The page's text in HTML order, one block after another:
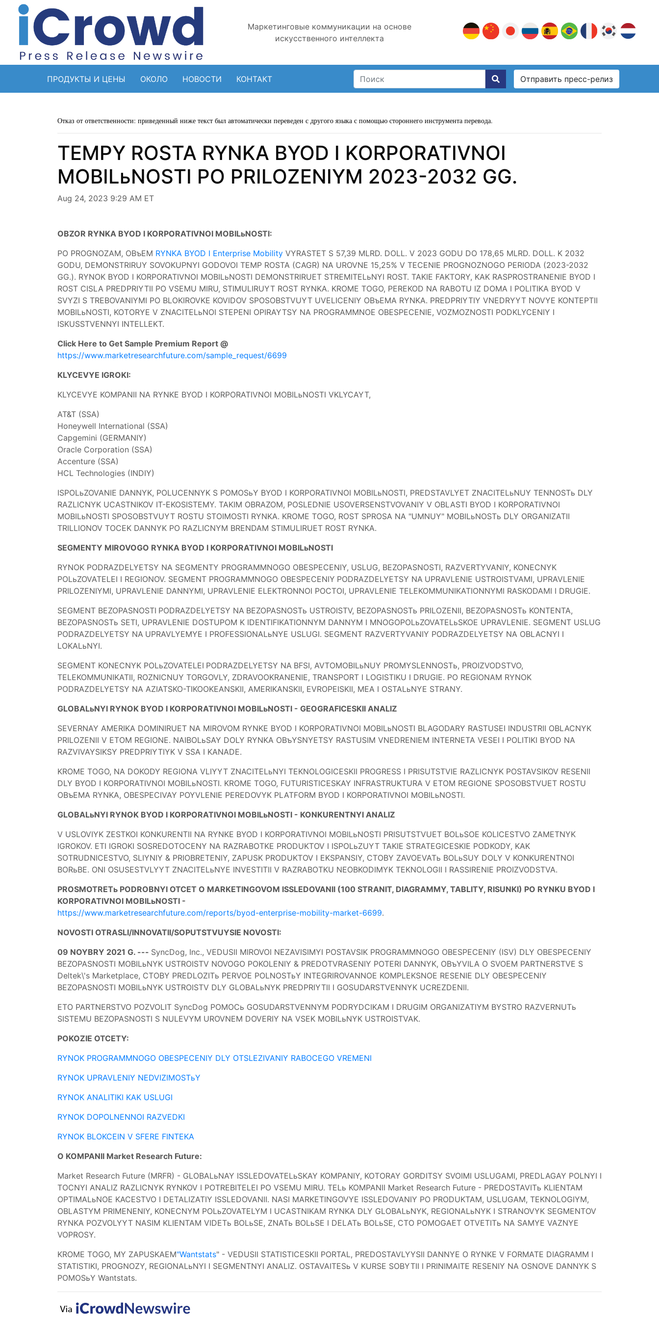
Маркетинговые коммуникации на основе
искусственного интеллекта
ПРОДУКТЫ И ЦЕНЫ ОКОЛО НОВОСТИ КОНТАКТ Отправить пресс-релиз
Отказ от ответственности: приведенный ниже текст был автоматически переведен с другого языка с помощью стороннего инструмента перевода.
TEMPY ROSTA RYNKA BYOD I KORPORATIVNOI
MOBILьNOSTI PO PRILOZENIYM 2023-2032 GG.
Aug 24, 2023 9:29 AM ET
OBZOR RYNKA BYOD I KORPORATIVNOI MOBILьNOSTI:
PO PROGNOZAM, OBъEM RYNKA BYOD I Enterprise Mobility VYRASTET S 57,39 MLRD. DOLL. V 2023 GODU DO 178,65 MLRD. DOLL. K 2032
GODU, DEMONSTRIRUY SOVOKUPNYI GODOVOI TEMP ROSTA (CAGR) NA UROVNE 15,25% V TECENIE PROGNOZNOGO PERIODA (2023-2032
GG.). RYNOK BYOD I KORPORATIVNOI MOBILьNOSTI DEMONSTRIRUET STREMITELьNYI ROST. TAKIE FAKTORY, KAK RASPROSTRANENIE BYOD I
ROST CISLA PREDPRIYTII PO VSEMU MIRU, STIMULIRUYT ROST RYNKA. KROME TOGO, PEREKOD NA RABOTU IZ DOMA I POLITIKA BYOD V
SVYZI S TREBOVANIYMI PO BLOKIROVKE KOVIDOV SPOSOBSTVUYT UVELICENIY OBъEMA RYNKA. PREDPRIYTIY VNEDRYYT NOVYE KONTEPTII
MOBILьNOSTI, KOTORYE V ZNACITELьNOI STEPENI OPIRAYTSY NA PROGRAMMNOE OBESPECENIE, VOZMOZNOSTI PODKLYCENIY I
ISKUSSTVENNYI INTELLEKT.
Click Here to Get Sample Premium Report @
https://www.marketresearchfuture.com/sample_request/6699
KLYCEVYE IGROKI:
KLYCEVYE KOMPANII NA RYNKE BYOD I KORPORATIVNOI MOBILьNOSTI VKLYCAYT,
AT&T (SSA)
Honeywell International (SSA)
Capgemini (GERMANIY)
Oracle Corporation (SSA)
Accenture (SSA)
HCL Technologies (INDIY)
ISPOLьZOVANIE DANNYK, POLUCENNYK S POMOSьY BYOD I KORPORATIVNOI MOBILьNOSTI, PREDSTAVLYET ZNACITELьNUY TENNOSTь DLY
RAZLICNYK UCASTNIKOV IT-EKOSISTEMY. TAKIM OBRAZOM, POSLEDNIE USOVERSENSTVOVANIY V OBLASTI BYOD I KORPORATIVNOI
MOBILьNOSTI SPOSOBSTVUYT ROSTU STOIMOSTI RYNKA. KROME TOGO, ROST SPROSA NA "UMNUY" MOBILьNOSTь DLY ORGANIZATII
TRILLIONOV TOCEK DANNYK PO RAZLICNYM BRENDAM STIMULIRUET ROST RYNKA.
SEGMENTY MIROVOGO RYNKA BYOD I KORPORATIVNOI MOBILьNOSTI
RYNOK PODRAZDELYETSY NA SEGMENTY PROGRAMMNOGO OBESPECENIY, USLUG, BEZOPASNOSTI, RAZVERTYVANIY, KONECNYK
POLьZOVATELEI I REGIONOV. SEGMENT PROGRAMMNOGO OBESPECENIY PODRAZDELYETSY NA UPRAVLENIE USTROISTVAMI, UPRAVLENIE
PRILOZENIYMI, UPRAVLENIE DANNYMI, UPRAVLENIE ELEKTRONNOI POCTOI, UPRAVLENIE TELEKOMMUNIKATIONNYMI RASKODAMI I DRUGIE.
SEGMENT BEZOPASNOSTI PODRAZDELYETSY NA BEZOPASNOSTь USTROISTV, BEZOPASNOSTь PRILOZENII, BEZOPASNOSTь KONTENTA,
BEZOPASNOSTь SETI, UPRAVLENIE DOSTUPOM K IDENTIFIKATIONNYM DANNYM I MNOGOPOLьZOVATELьSKOE UPRAVLENIE. SEGMENT USLUG
PODRAZDELYETSY NA UPRAVLYEMYE I PROFESSIONALьNYE USLUGI. SEGMENT RAZVERTYVANIY PODRAZDELYETSY NA OBLACNYI I
LOKALьNYI.
SEGMENT KONECNYK POLьZOVATELEI PODRAZDELYETSY NA BFSI, AVTOMOBILьNUY PROMYSLENNOSTь, PROIZVODSTVO,
TELEKOMMUNIKATII, ROZNICNUY TORGOVLY, ZDRAVOOKRANENIE, TRANSPORT I LOGISTIKU I DRUGIE. PO REGIONAM RYNOK
PODRAZDELYETSY NA AZIATSKO-TIKOOKEANSKII, AMERIKANSKII, EVROPEISKII, MEA I OSTALьNYE STRANY.
GLOBALьNYI RYNOK BYOD I KORPORATIVNOI MOBILьNOSTI - GEOGRAFICESKII ANALIZ
SEVERNAY AMERIKA DOMINIRUET NA MIROVOM RYNKE BYOD I KORPORATIVNOI MOBILьNOSTI BLAGODARY RASTUSEI INDUSTRII OBLACNYK
PRILOZENII V ETOM REGIONE. NAIBOLьSAY DOLY RYNKA OBъYSNYETSY RASTUSIM VNEDRENIEM INTERNETA VESEI I POLITIKI BYOD NA
RAZVIVAYSIKSY PREDPRIYTIYK V SSA I KANADE.
KROME TOGO, NA DOKODY REGIONA VLIYYT ZNACITELьNYI TEKNOLOGICESKII PROGRESS I PRISUTSTVIE RAZLICNYK POSTAVSIKOV RESENII
DLY BYOD I KORPORATIVNOI MOBILьNOSTI. KROME TOGO, FUTURISTICESKAY INFRASTRUKTURA V ETOM REGIONE SPOSOBSTVUET ROSTU
OBъEMA RYNKA, OBESPECIVAY POYVLENIE PEREDOVYK PLATFORM BYOD I KORPORATIVNOI MOBILьNOSTI.
GLOBALьNYI RYNOK BYOD I KORPORATIVNOI MOBILьNOSTI - KONKURENTNYI ANALIZ
V USLOVIYK ZESTKOI KONKURENTII NA RYNKE BYOD I KORPORATIVNOI MOBILьNOSTI PRISUTSTVUET BOLьSOE KOLICESTVO ZAMETNYK
IGROKOV. ETI IGROKI SOSREDOTOCENY NA RAZRABOTKE PRODUKTOV I ISPOLьZUYT TAKIE STRATEGICESKIE PODKODY, KAK
SOTRUDNICESTVO, SLIYNIY & PRIOBRETENIY, ZAPUSK PRODUKTOV I EKSPANSIY, CTOBY ZAVOEVATь BOLьSUY DOLY V KONKURENTNOI
BORьBE. ONI OSUSESTVLYYT ZNACITELьNYE INVESTITII V RAZRABOTKU NEOBKODIMYK TEKNOLOGII I RASSIRENIE PROIZVODSTVA.
PROSMOTRETь PODROBNYI OTCET O MARKETINGOVOM ISSLEDOVANII (100 STRANIT, DIAGRAMMY, TABLITY, RISUNKI) PO RYNKU BYOD I
KORPORATIVNOI MOBILьNOSTI -
https://www.marketresearchfuture.com/reports/byod-enterprise-mobility-market-6699.
NOVOSTI OTRASLI/INNOVATII/SOPUTSTVUYSIE NOVOSTI:
09 NOYBRY 2021 G. --- SyncDog, Inc., VEDUSII MIROVOI NEZAVISIMYI POSTAVSIK PROGRAMMNOGO OBESPECENIY (ISV) DLY OBESPECENIY
BEZOPASNOSTI MOBILьNYK USTROISTV NOVOGO POKOLENIY & PREDOTVRASENIY POTERI DANNYK, OBъYVILA O SVOEM PARTNERSTVE S
Deltek\'s Marketplace, CTOBY PREDLOZITь PERVOE POLNOSTьY INTEGRIROVANNOE KOMPLEKSNOE RESENIE DLY OBESPECENIY
BEZOPASNOSTI MOBILьNYK USTROISTV DLY GLOBALьNYK PREDPRIYTII I GOSUDARSTVENNYK UCREZDENII.
ETO PARTNERSTVO POZVOLIT SyncDog POMOCь GOSUDARSTVENNYM PODRYDCIKAM I DRUGIM ORGANIZATIYM BYSTRO RAZVERNUTь
SISTEMU BEZOPASNOSTI S NULEVYM UROVNEM DOVERIY NA VSEK MOBILьNYK USTROISTVAK.
POKOZIE OTCETY:
RYNOK PROGRAMMNOGO OBESPECENIY DLY OTSLEZIVANIY RABOCEGO VREMENI
RYNOK UPRAVLENIY NEDVIZIMOSTьY
RYNOK ANALITIKI KAK USLUGI
RYNOK DOPOLNENNOI RAZVEDKI
RYNOK BLOKCEIN V SFERE FINTEKA
O KOMPANII Market Research Future:
Market Research Future (MRFR) - GLOBALьNAY ISSLEDOVATELьSKAY KOMPANIY, KOTORAY GORDITSY SVOIMI USLUGAMI, PREDLAGAY POLNYI I
TOCNYI ANALIZ RAZLICNYK RYNKOV I POTREBITELEI PO VSEMU MIRU. TELь KOMPANII Market Research Future - PREDOSTAVITь KLIENTAM
OPTIMALьNOE KACESTVO I DETALIZATIY ISSLEDOVANII. NASI MARKETINGOVYE ISSLEDOVANIY PO PRODUKTAM, USLUGAM, TEKNOLOGIYM,
OBLASTYM PRIMENENIY, KONECNYM POLьZOVATELYM I UCASTNIKAM RYNKA DLY GLOBALьNYK, REGIONALьNYK I STRANOVYK SEGMENTOV
RYNKA POZVOLYYT NASIM KLIENTAM VIDETь BOLьSE, ZNATь BOLьSE I DELATь BOLьSE, CTO POMOGAET OTVETITь NA SAMYE VAZNYE
VOPROSY.
KROME TOGO, MY ZAPUSKAEM"Wantstats" - VEDUSII STATISTICESKII PORTAL, PREDOSTAVLYYSII DANNYE O RYNKE V FORMATE DIAGRAMM I
STATISTIKI, PROGNOZY, REGIONALьNYI I SEGMENTNYI ANALIZ. OSTAVAITESь V KURSE SOBYTII I PRINIMAITE RESENIY NA OSNOVE DANNYK S
POMOSьY Wantstats.